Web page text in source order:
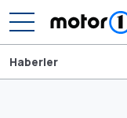
Haberler